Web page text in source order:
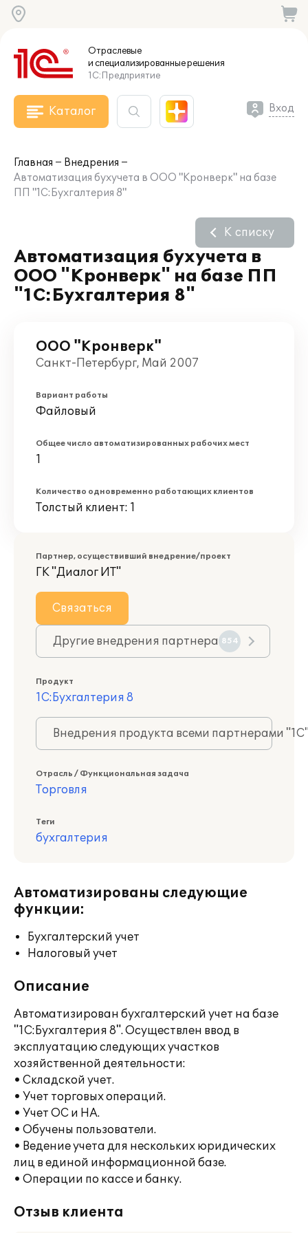
Отраслевые
и специализированныерешения
1С:Предприятие
Каталог Вход
Главная
Внедрения
Автоматизация бухучета в ООО "Кронверк" на базе
ПП "1С:Бухгалтерия 8"
Автоматизация бухучета в
ООО "Кронверк" на базе ПП
"1С:Бухгалтерия 8"
К списку
ООО "Кронверк"
Санкт-Петербург, Май 2007
Вариант работы
Файловый
Общее число автоматизированных рабочих мест
1
Количество одновременно работающих клиентов
Толстый клиент: 1
Партнер, осуществивший внедрение/проект
ГК "Диалог ИТ"
Связаться
Другие внедрения партнера 854
Продукт
1С:Бухгалтерия 8
Внедрения продукта всеми партнерами
Отрасль / Функциональная задача
Торговля
Теги
бухгалтерия
Автоматизированы следующие
функции:
Бухгалтерский учет
Налоговый учет
Описание
Автоматизирован бухгалтерский учет на базе
"1С:Бухгалтерия 8". Осуществлен ввод в
эксплуатацию следующих участков
хозяйственной деятельности:
• Складской учет.
• Учет торговых операций.
• Учет ОС и НА.
• Обучены пользователи.
• Ведение учета для нескольких юридических
лиц в единой информационной базе.
• Операции по кассе и банку.
Отзыв клиента